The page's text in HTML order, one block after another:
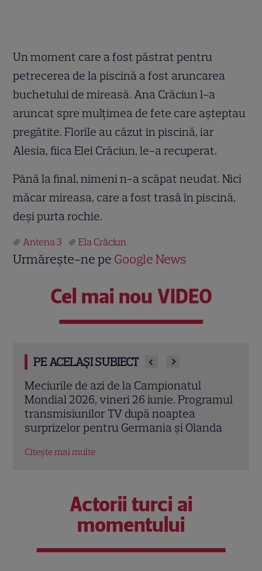
Un moment care a fost păstrat pentru
petrecerea de la piscină a fost aruncarea
buchetului de mireasă. Ana Crăciun l-a
aruncat spre mulțimea de fete care așteptau
pregătite. Florile au căzut în piscină, iar
Alesia, fiica Elei Crăciun, le-a recuperat.
Până la final, nimeni n-a scăpat neudat. Nici
măcar mireasa, care a fost trasă în piscină,
deși purta rochie.
Antena 3 Ela Crăciun
Urmărește-ne pe Google News
Cel mai nou VIDEO
PE ACELAȘI SUBIECT
Meciurile de azi de la Campionatul
Mondial 2026, joi 25 iunie. Programul
transmisiunilor TV după noaptea istorică
a lui Neymar
Citește mai multe
Actorii turci ai
momentului